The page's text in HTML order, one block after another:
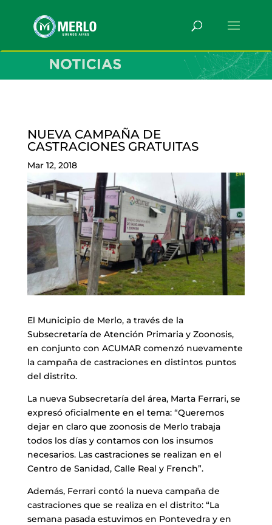
NUEVA CAMPAÑA DE
CASTRACIONES GRATUITAS
Mar 12, 2018
El Municipio de Merlo, a través de la
Subsecretaría de Atención Primaria y Zoonosis,
en conjunto con ACUMAR comenzó nuevamente
la campaña de castraciones en distintos puntos
del distrito.
La nueva Subsecretaría del área, Marta Ferrari, se
expresó oficialmente en el tema: “Queremos
dejar en claro que zoonosis de Merlo trabaja
todos los días y contamos con los insumos
necesarios. Las castraciones se realizan en el
Centro de Sanidad, Calle Real y French”.
Además, Ferrari contó la nueva campaña de
castraciones que se realiza en el distrito: “La
semana pasada estuvimos en Pontevedra y en